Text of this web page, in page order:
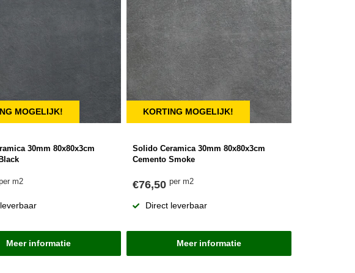
MOGELIJK!
30mm 80x80x3cm
m2
Meer informatie
KORTING MOGELIJK!
Solido Ceramica 30mm 80x80x3cm
Cemento Smoke
€76,50 per m2
Direct leverbaar
Meer informatie